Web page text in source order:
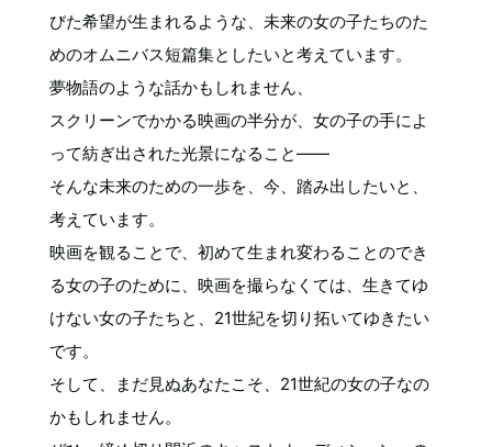
びた希望が生まれるような、未来の女の子たちのた
めのオムニバス短篇集としたいと考えています。
夢物語のような話かもしれません、
スクリーンでかかる映画の半分が、女の子の手によ
って紡ぎ出された光景になること――
そんな未来のための一歩を、今、踏み出したいと、
考えています。
映画を観ることで、初めて生まれ変わることのでき
る女の子のために、映画を撮らなくては、生きてゆ
けない女の子たちと、21世紀を切り拓いてゆきたい
です。
そして、まだ見ぬあなたこそ、21世紀の女の子なの
かもしれません。